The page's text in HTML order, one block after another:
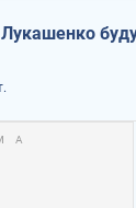
Лукашенко